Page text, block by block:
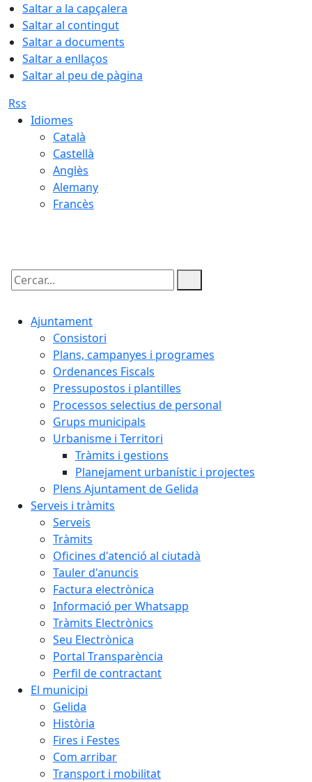
Saltar a la capçalera
Saltar al contingut
Saltar a documents
Saltar a enllaços
Saltar al peu de pàgina
Rss
Idiomes
Català
Castellà
Anglès
Alemany
Francès
Cercar:
Ajuntament
Consistori
Plans, campanyes i programes
Ordenances Fiscals
Pressupostos i plantilles
Processos selectius de personal
Grups municipals
Urbanisme i Territori
Tràmits i gestions
Planejament urbanístic i projectes
Plens Ajuntament de Gelida
Serveis i tràmits
Serveis
Tràmits
Oficines d'atenció al ciutadà
Tauler d'anuncis
Factura electrònica
Informació per Whatsapp
Tràmits Electrònics
Seu Electrònica
Portal Transparència
Perfil de contractant
El municipi
Gelida
Història
Fires i Festes
Com arribar
Transport i mobilitat